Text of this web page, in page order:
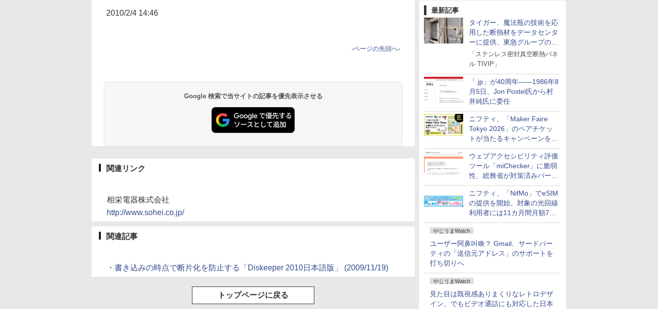
最新記事
タイガー、魔法瓶の技術を応
用した断熱材をデータセンタ
ーに提供、東急グループの実
証実験で
「ステンレス密封真空断熱パネ
ル TIVIP」
「.jp」が40周年――1986年8
月5日、Jon Postel氏から村
井純氏に委任
ニフティ、「Maker Faire
Tokyo 2026」のペアチケッ
トが当たるキャンペーンをX
で実施。8月16日まで
ウェブアクセシビリティ評価
ツール「miChecker」に脆弱
性、総務省が対策済みバージ
ョンへの更新を呼び掛け
ニフティ、「NifMo」でeSIM
の提供を開始。対象の光回線
利用者には11カ月間月額770
円割引のキャンペーン
やじうまWatch
ユーザー阿鼻叫喚？ Gmail、サードパー
ティの「送信元アドレス」のサポートを
打ち切りへ
やじうまWatch
見た目は既視感ありまくりなレトロデザ
イン、でもビデオ通話にも対応した日本
2010/2/4 14:46
-ページの先頭へ-
Google 検索で当サイトの記事を優先表示させる
関連リンク
相栄電器株式会社
http://www.sohei.co.jp/
関連記事
・ 書き込みの時点で断片化を防止する「Diskeeper 2010日本語版」 (2009/11/19)
トップページに戻る